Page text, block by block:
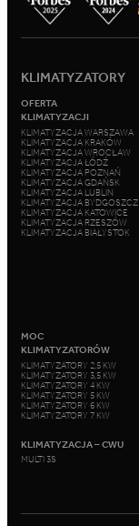
KLIMATYZATORY
OFERTA
KLIMATYZACJI
KLIMATYZACJA WARSZAWA
KLIMATYZACJA KRAKÓW
KLIMATYZACJA WROCŁAW
KLIMATYZACJA ŁÓDŹ
KLIMATYZACJA POZNAŃ
KLIMATYZACJA GDAŃSK
KLIMATYZACJA LUBLIN
KLIMATYZACJA BYDGOSZCZ
KLIMATYZACJA KATOWICE
KLIMATYZACJA RZESZÓW
KLIMATYZACJA BIAŁYSTOK
MOC
KLIMATYZATORÓW
KLIMATYZATORY 2,5 KW
KLIMATYZATORY 3,5 KW
KLIMATYZATORY 4 KW
KLIMATYZATORY 5 KW
KLIMATYZATORY 6 KW
KLIMATYZATORY 7 KW
KLIMATYZACJA – CWU
MULTI 3S